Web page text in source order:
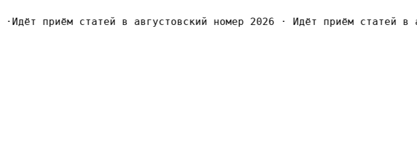
Идёт приём статей в августовский номер 2026· Идёт приём статей в